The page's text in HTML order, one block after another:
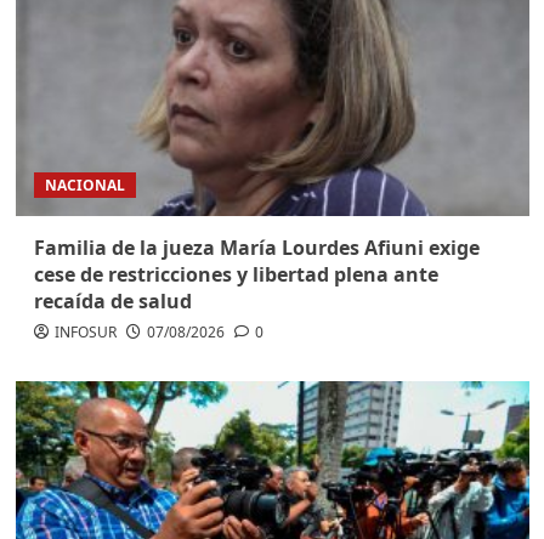
NACIONAL
Familia de la jueza María Lourdes Afiuni exige
cese de restricciones y libertad plena ante
recaída de salud
INFOSUR 07/08/2026 0